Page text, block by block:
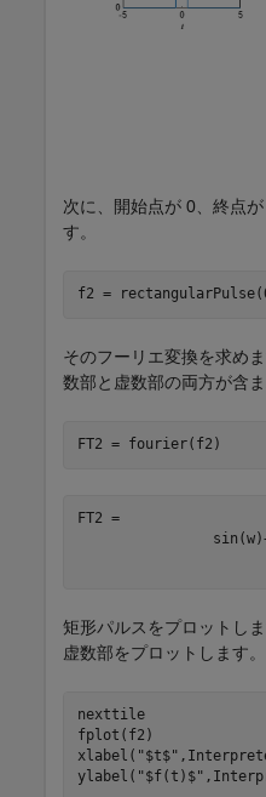
次に、開始点が 0、終点
す。
f2 =
そのフーリエ変換を求め
数部と虚数部の両方が含ま
FT2 = fourier(f2)
sin (w)
矩形パルスをプロットし
虚数部をプロットします。
nexttile
fplot(f2)
xlabel( "$t$"
ylabel( "$f(t)$"